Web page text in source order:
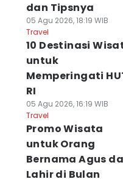
dan Tipsnya
05 Agu 2026, 18:19 WIB
Travel
10 Destinasi
untuk
Memperingati
RI
05 Agu 2026, 16:19 WIB
Travel
Promo Wisata
untuk Orang
Bernama Agus
Lahir di Bulan